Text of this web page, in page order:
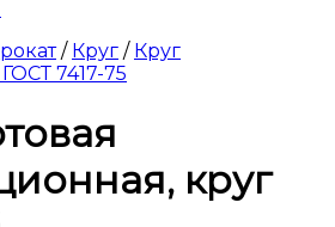
/ Круг / Круг
7417-75
круг